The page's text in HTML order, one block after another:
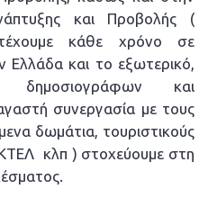
και Προβολής (
κάθε χρόνο σε
Ελλάδα και το εξωτερικό,
δημοσιογράφων και
συνεργασία με τους
δωμάτια, τουριστικούς
ΚΤΕΛ κλπ ) στοχεύουμε στη